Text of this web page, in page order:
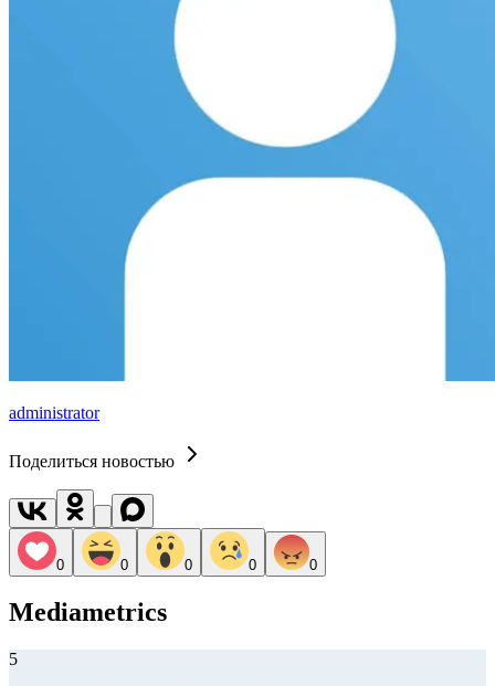
administrator
Поделиться новостью
0 0 0 0 0
Mediametrics
5